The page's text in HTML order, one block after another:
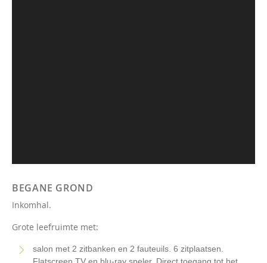
BEGANE GROND
Inkomhal.
Grote leefruimte met:
salon met 2 zitbanken en 2 fauteuils. 6 zitplaatsen.
Flatscreen TV en blu-ray speler. Direct toegang tot het